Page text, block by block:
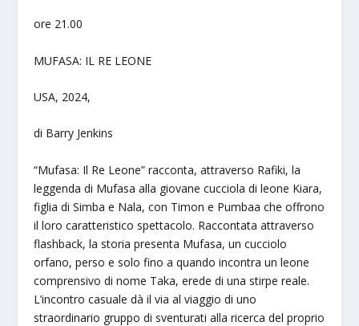
ore 21.00
MUFASA: IL RE LEONE
USA, 2024,
di Barry Jenkins
“Mufasa: Il Re Leone” racconta, attraverso Rafiki, la
leggenda di Mufasa alla giovane cucciola di leone Kiara,
figlia di Simba e Nala, con Timon e Pumbaa che offrono
il loro caratteristico spettacolo. Raccontata attraverso
flashback, la storia presenta Mufasa, un cucciolo
orfano, perso e solo fino a quando incontra un leone
comprensivo di nome Taka, erede di una stirpe reale.
L’incontro casuale dà il via al viaggio di uno
straordinario gruppo di sventurati alla ricerca del proprio